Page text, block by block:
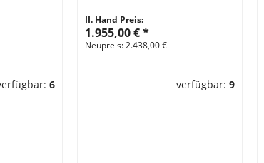
6
II. Hand Preis:
1.955,00 €*
Neupreis: 2.438,00 €
verfügbar:9